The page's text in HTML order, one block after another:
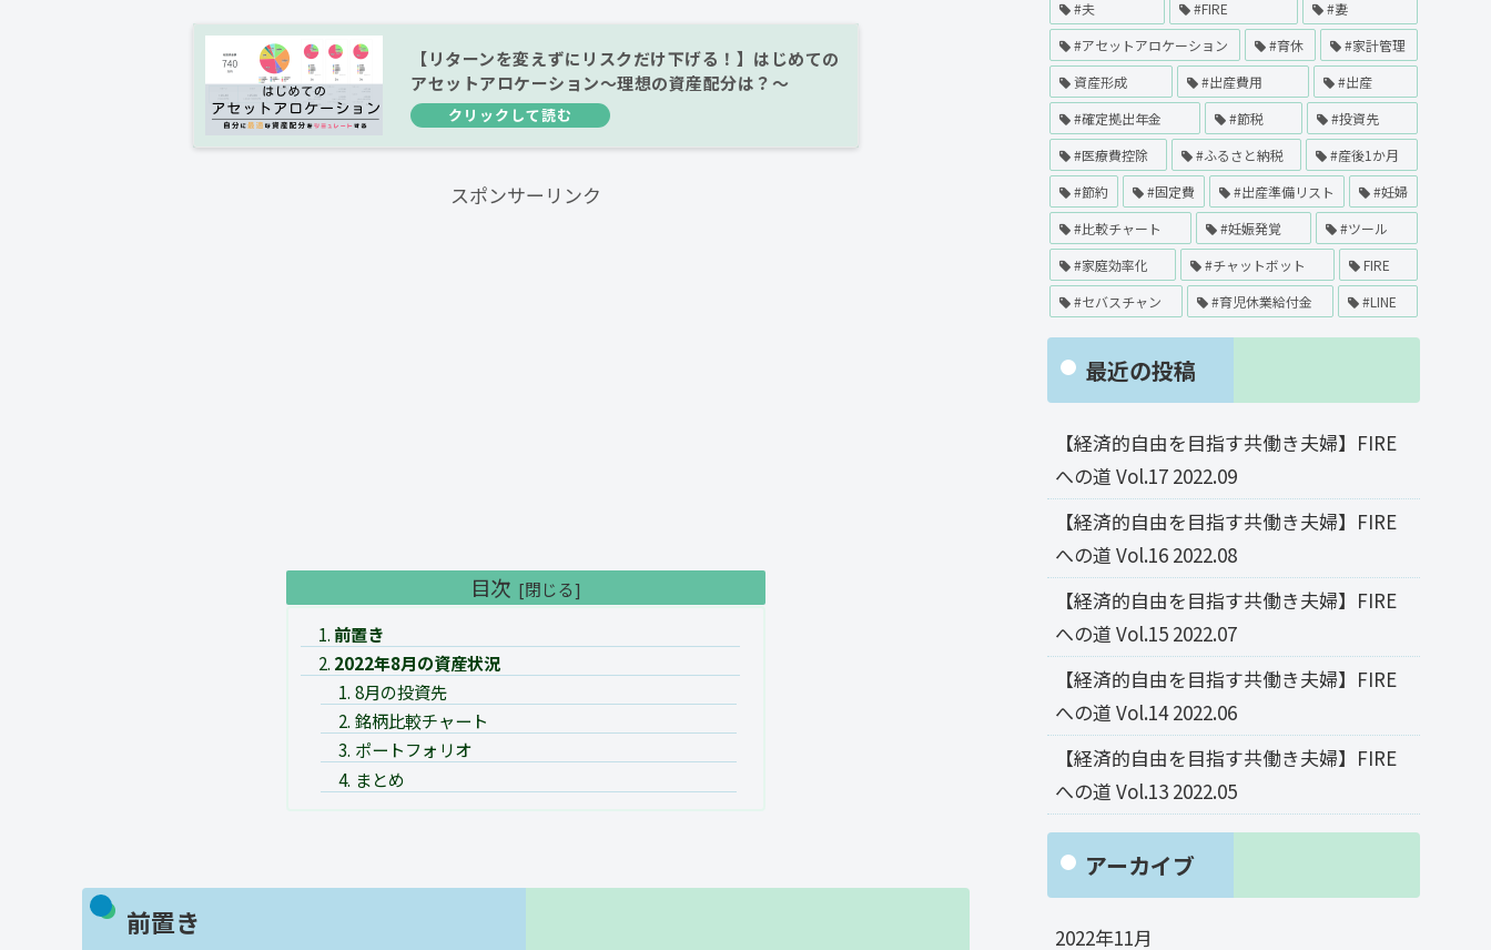
【リターンを変えずにリスクだけ下げる！】はじめての
アセットアロケーション～理想の資産配分は？～
スポンサーリンク
目次
前置き
2022年8月の資産状況
8月の投資先
銘柄比較チャート
ポートフォリオ
まとめ
前置き
#夫 #FIRE
#妻
#アセットアロケーション
#育休
#家計管理
資産形成
#出産費用
#出産
#確定拠出年金
#節税
#投資先
#医療費控除
#ふるさと納税
#産後1か月
#節約
#固定費 #出産準備リスト
#妊婦
#比較チャート
#妊娠発覚
#ツール
#家庭効率化
#チャットボット
FIRE
#セバスチャン
#育児休業給付金 #LINE
最近の投稿
【経済的自由を目指す共働き夫婦】FIRE
への道 Vol.17 2022.09
【経済的自由を目指す共働き夫婦】FIRE
への道 Vol.16 2022.08
【経済的自由を目指す共働き夫婦】FIRE
への道 Vol.15 2022.07
【経済的自由を目指す共働き夫婦】FIRE
への道 Vol.14 2022.06
【経済的自由を目指す共働き夫婦】FIRE
への道 Vol.13 2022.05
アーカイブ
2022年11月